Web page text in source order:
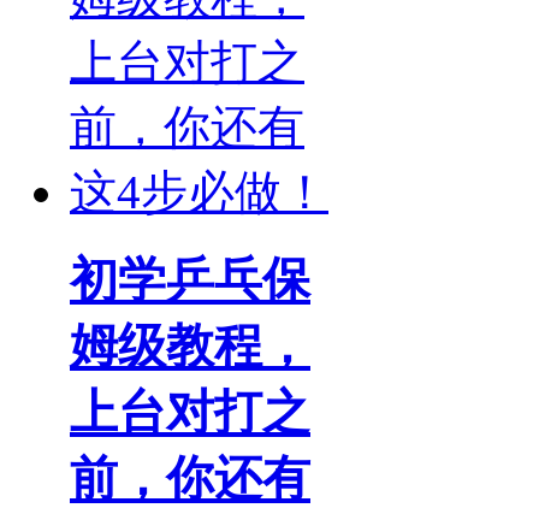
初学乒乓保
姆级教程，
上台对打之
前，你还有